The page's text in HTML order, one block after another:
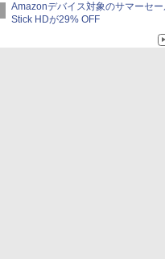
Amazonデバイス対象のサマーセ
Stick HDが29% OFF